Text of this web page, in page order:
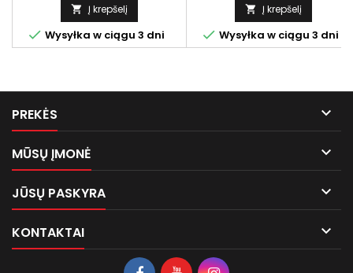
 Į krepšelį
 Wysyłka w ciągu 3 dni
 Į krepšelį
 Wysyłka w ciągu 3 dni
PREKĖS 
MŪSŲ ĮMONĖ 
JŪSŲ PASKYRA 
KONTAKTAI 